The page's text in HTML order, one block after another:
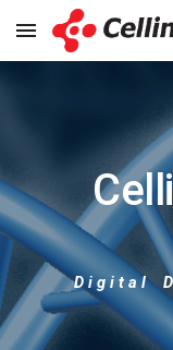
Skip to main content
D i g i t a l